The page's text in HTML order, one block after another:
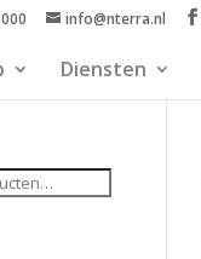
info@nterra.nl
Diensten